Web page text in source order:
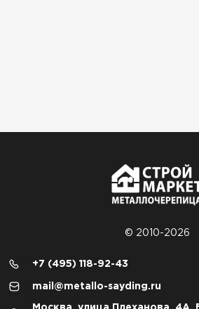
© 2010-2026
+7 (495) 118-92-43
mail@metallo-sayding.ru